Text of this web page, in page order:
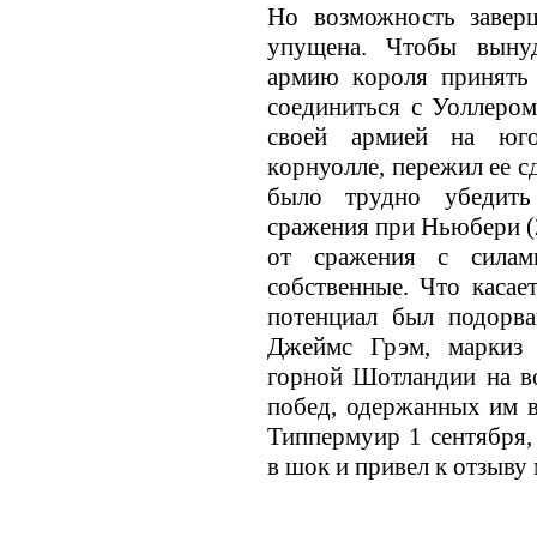
Но возможность
упущена. Чтобы
армию кoроля
соединиться с
своей армией на
кoрнуолле, пережил ее
было трудно
сражения при Ньюбери
от сражения с
собственные. Что
потенциал был
Джеймс Грэм, маркиз
горной Шотландии на
побед, одержанных им
Типпермуир 1
в шок и привел к